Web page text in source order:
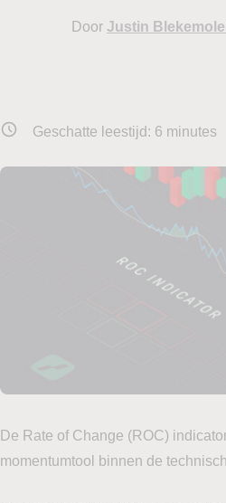
Door Justin
Geschatte leestijd: 6 minutes
De Rate of Change (ROC)
momentumtool binnen de